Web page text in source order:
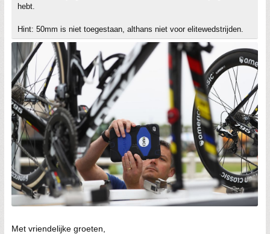
hebt.
Hint: 50mm is niet toegestaan, althans niet voor elitewedstrijden.
Met vriendelijke groeten,